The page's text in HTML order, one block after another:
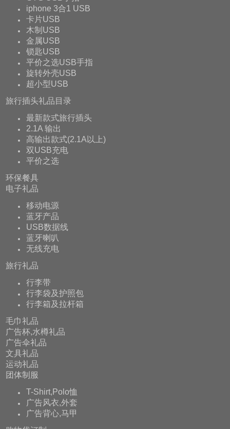
iphone 3合1 USB
卡片USB
木制USB
金属USB
锁匙USB
平价之选USB手指
旋转外壳USB
超小型USB
旅行插头礼品目录
最新款式旅行插头
2.1A 输出
高输出款式(2.1A以上)
双USB充电
平价之选
环保餐具
电子礼品
移动电源
蓝牙产品
USB数据线
蓝牙喇叭
无线充电
旅行礼品
行李带
行李袋及护照包
行李箱及拉杆箱
毛巾礼品
广告杯,水樽礼品
广告伞礼品
文具礼品
运动礼品
团体制服
T-Shirt,Polo恤
广告风衣,外套
广告背心,马甲